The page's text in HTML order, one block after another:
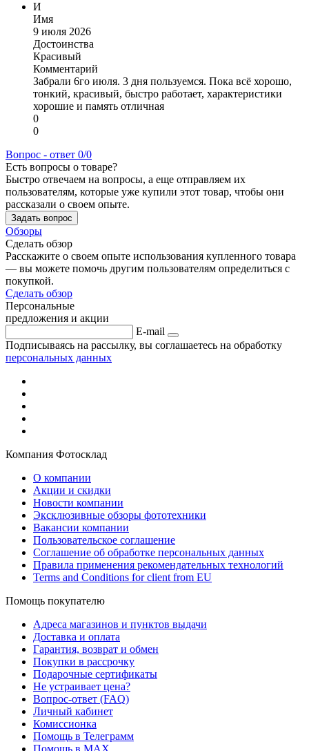
И
Имя
9 июля 2026
Достоинства
Красивый
Комментарий
Забрали 6го июля. 3 дня пользуемся. Пока всё хорошо,
тонкий, красивый, быстро работает, характеристики
хорошие и память отличная
0
0
Вопрос - ответ 0/0
Есть вопросы о товаре?
Быстро отвечаем на вопросы, а еще отправляем их
пользователям, которые уже купили этот товар, чтобы они
рассказали о своем опыте.
Задать вопрос
Обзоры
Сделать обзор
Расскажите о своем опыте использования купленного товара
— вы можете помочь другим пользователям определиться с
покупкой.
Сделать обзор
Персональные
предложения и акции
E-mail
Подписываясь на рассылку, вы соглашаетесь на обработку
персональных данных
Компания Фотосклад
О компании
Акции и скидки
Новости компании
Эксклюзивные обзоры фототехники
Вакансии компании
Пользовательское соглашение
Соглашение об обработке персональных данных
Правила применения рекомендательных технологий
Terms and Conditions for client from EU
Помощь покупателю
Адреса магазинов и пунктов выдачи
Доставка и оплата
Гарантия, возврат и обмен
Покупки в рассрочку
Подарочные сертификаты
Не устраивает цена?
Вопрос-ответ (FAQ)
Личный кабинет
Комиссионка
Помощь в Телеграмм